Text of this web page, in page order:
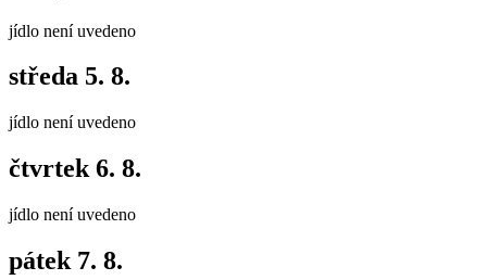
jídlo není uvedeno
středa 5. 8.
jídlo není uvedeno
čtvrtek6. 8.
jídlo není uvedeno
pátek 7. 8.